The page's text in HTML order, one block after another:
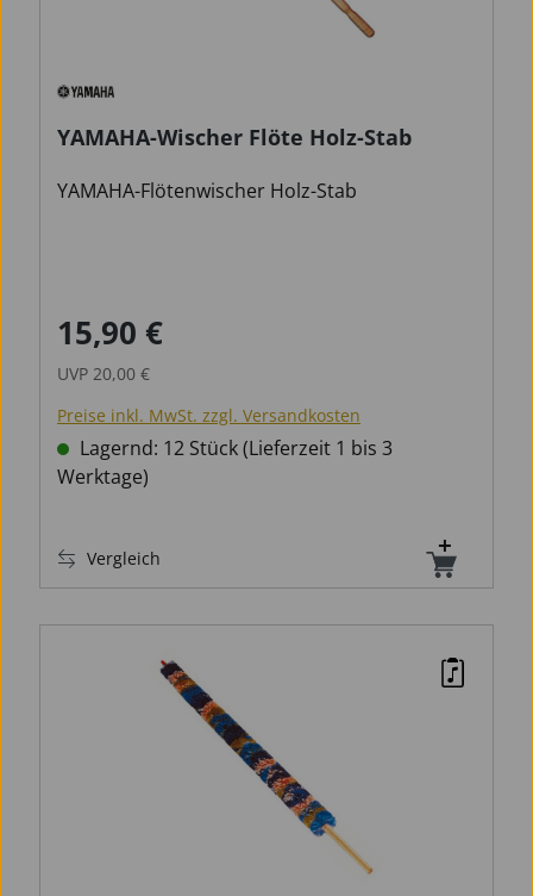
YAMAHA-Wischer Flöte Holz-Stab
YAMAHA-Flötenwischer Holz-Stab
Verkaufspreis:
15,90 €
UVP 20,00 €
Preise inkl. MwSt. zzgl. Versandkosten
Lagernd: 12 Stück (Lieferzeit 1 bis 3
Werktage)
Vergleich